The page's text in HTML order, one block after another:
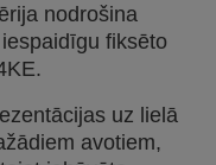
nodrošina
fiksēto
uz lielā
avotiem,